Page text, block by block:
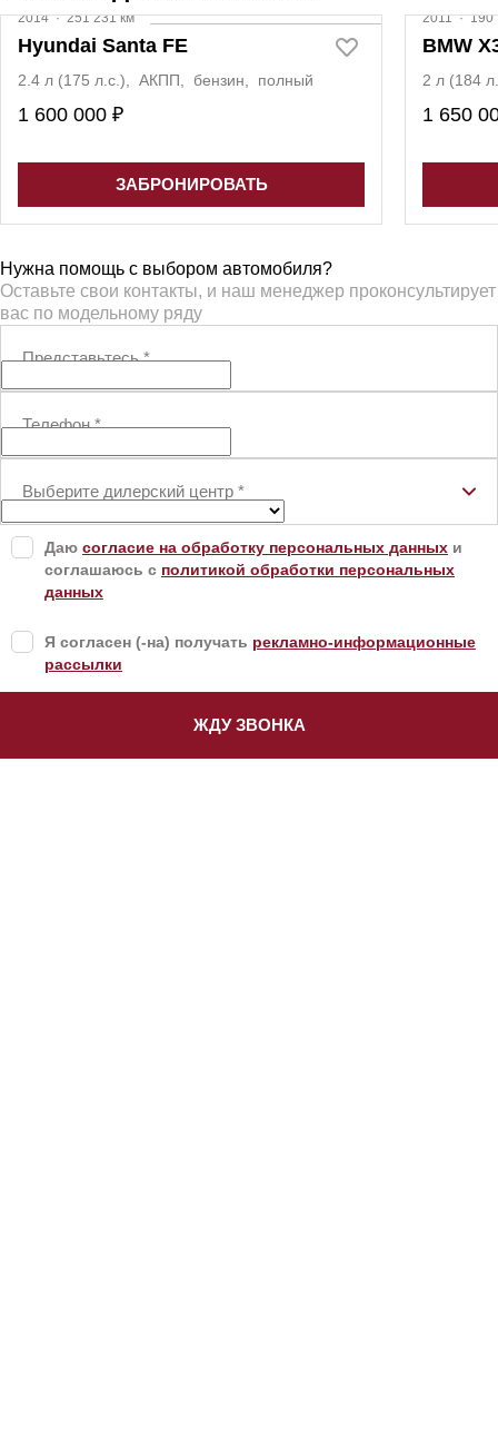
2014·251 231 км
Hyundai Santa FE
2.4 л (175 л.с.), АКПП, бензин, полный
1 600 000 ₽
ЗАБРОНИРОВАТЬ
2011·190
BMW
2 л (184
1 650
Нужна помощь с выбором автомобиля?
Оставьте свои контакты, и наш менеджер проконсультирует
вас по модельному ряду
Представьтесь*
Телефон*
Выберите дилерский центр *
Даю согласие на обработку персональных данных и
соглашаюсь с политикой обработки персональных
данных
Я согласен (-на) получать рекламно-информационные
рассылки
ЖДУ ЗВОНКА